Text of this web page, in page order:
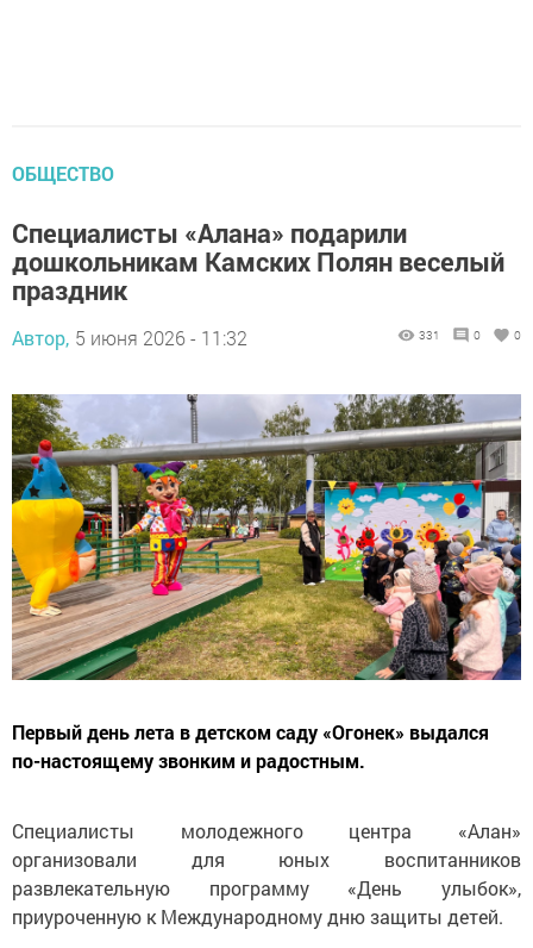
ОБЩЕСТВО
Специалисты «Алана» подарили
дошкольникам Камских Полян веселый
праздник
Автор, 5 июня 2026 - 11:32 331 0 0
Первый день лета в детском саду «Огонек» выдался
по-настоящему звонким и радостным.
Специалисты молодежного центра «Алан»
организовали для юных воспитанников
развлекательную программу «День улыбок»,
приуроченную к Международному дню защиты детей.